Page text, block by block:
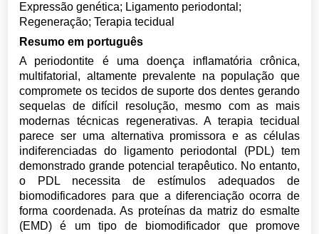
Expressão genética; Ligamento periodontal;
Regeneração; Terapia tecidual
Resumo em português
A periodontite é uma doença inflamatória crônica,
multifatorial, altamente prevalente na população que
compromete os tecidos de suporte dos dentes gerando
sequelas de difícil resolução, mesmo com as mais
modernas técnicas regenerativas. A terapia tecidual
parece ser uma alternativa promissora e as células
indiferenciadas do ligamento periodontal (PDL) tem
demonstrado grande potencial terapêutico. No entanto,
o PDL necessita de estímulos adequados de
biomodificadores para que a diferenciação ocorra de
forma coordenada. As proteínas da matriz do esmalte
(EMD) é um tipo de biomodificador que promove